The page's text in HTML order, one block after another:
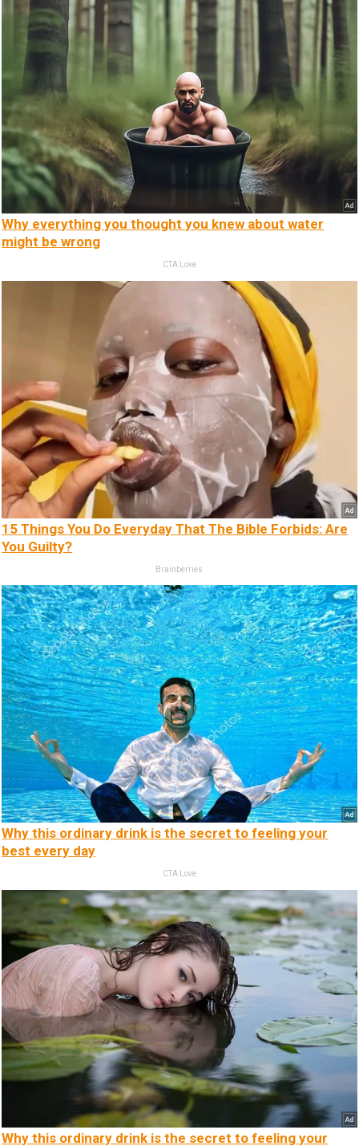
Why everything you thought you knew about water
might be wrong
CTA Love
15 Things You Do Everyday That The Bible Forbids: Are
You Guilty?
Brainberries
Why this ordinary drink is the secret to feeling your
best every day
CTA Love
Why this ordinary drink is the secret to feeling your